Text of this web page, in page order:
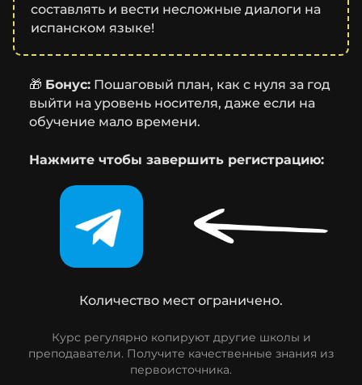
составлять и вести несложные диалоги на
испанском языке!
🎁 Бонус: Пошаговый план, как с нуля за год
выйти на уровень носителя, даже если на
обучение мало времени.
Нажмите чтобы завершить регистрацию:
Количество мест ограничено.
Курс регулярно копируют другие школы и
преподаватели. Получите качественные знания из
первоисточника.